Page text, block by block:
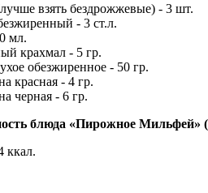
взять бездрожжевые) - 3 шт.
- 3 ст.л.
мл.
крахмал - 5 гр.
обезжиренное - 50 гр.
красная - 4 гр.
черная - 6 гр.
блюда «Пирожное Мильфей»
ккал.